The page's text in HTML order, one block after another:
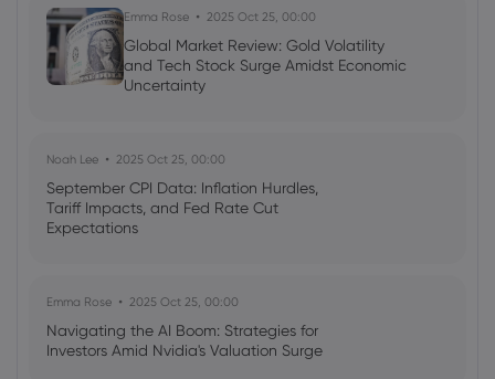
Emma Rose 2025 Oct 25, 00:00
Global Market Review: Gold Volatility
and Tech Stock Surge Amidst Economic
Uncertainty
Noah Lee 2025 Oct 25, 00:00
September CPI Data: Inflation Hurdles,
Tariff Impacts, and Fed Rate Cut
Expectations
Emma Rose 2025 Oct 25, 00:00
Navigating the AI Boom: Strategies for
Investors Amid Nvidia's Valuation Surge